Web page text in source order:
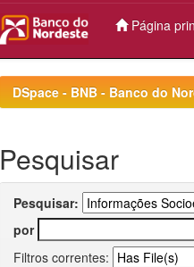
Página
DSpace - BNB - Banco do
Pesquisar
Pesquisar:
por
Filtros correntes: